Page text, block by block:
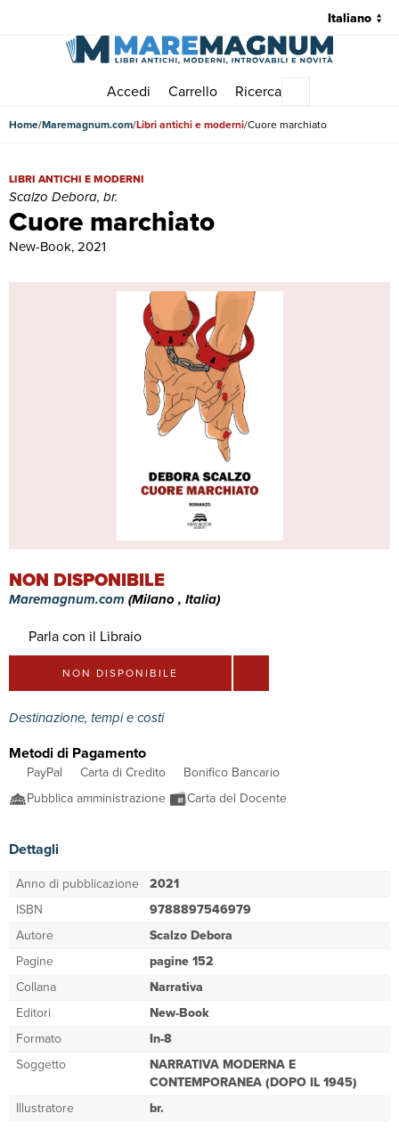
Accedi Carrello Ricerca
Home Maremagnum.com Libri antichi e moderni Cuore marchiato
Cuore marchiato
Cuore marchiato | Libri antichi e moderni | Scalzo Debora, br.
LIBRI ANTICHI E MODERNI
Scalzo Debora, br.
New-Book, 2021
NON DISPONIBILE
Maremagnum.com(Milano , Italia)
Parla con il Libraio
NON DISPONIBILE
Destinazione, tempi e costi
Metodi di Pagamento
PayPal Carta di Credito
Bonifico Bancario
Pubblica amministrazione
Carta del Docente
Dettagli
Anno di pubblicazione 2021
ISBN
9788897546979
Autore
Scalzo Debora
Pagine
pagine 152
Collana
Narrativa
Editori
New-Book
Formato
In-8
Soggetto
NARRATIVA MODERNA E
CONTEMPORANEA (DOPO IL 1945)
Illustratore
br.